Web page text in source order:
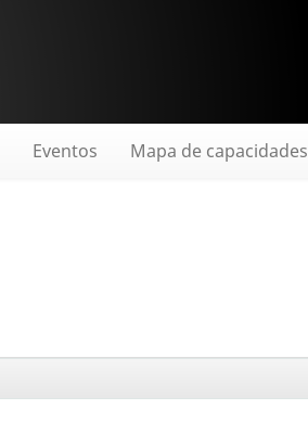
Eventos Mapa de capacidades